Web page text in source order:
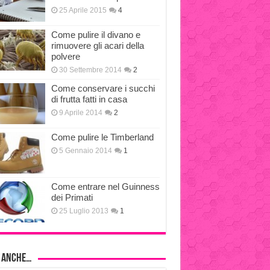
25 Aprile 2015 4
Come pulire il divano e
rimuovere gli acari della
polvere
30 Settembre 2014 2
Come conservare i succhi
di frutta fatti in casa
9 Aprile 2014 2
Come pulire le Timberland
5 Gennaio 2014 1
Come entrare nel Guinness
dei Primati
25 Luglio 2013 1
anche…